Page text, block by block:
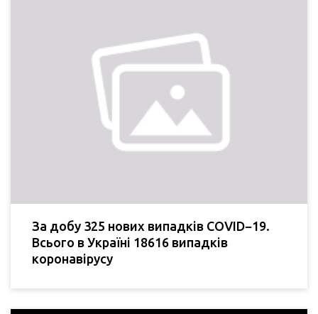
За добу 325 нових випадків COVID−19.
Всього в Україні 18616 випадків
коронавірусу